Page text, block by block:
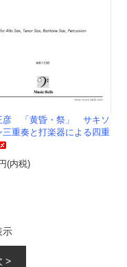
彦 「黄昏・祭」 サキソ
三重奏と打楽器による四重
(内税)
示
>